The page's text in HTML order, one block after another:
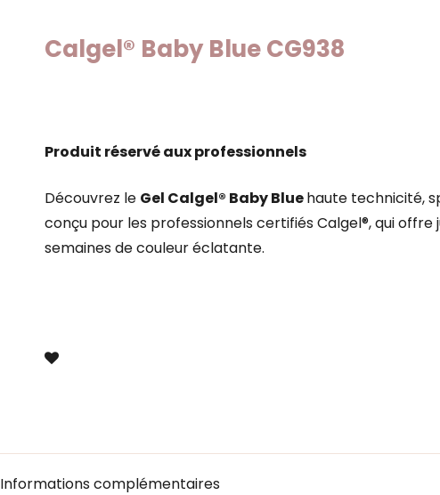
Calgel® Baby Blue CG938
Produit réservé aux professionnels
Découvrez le Gel Calgel® Baby Bluehaute technicité,
conçu pour les professionnels certifiés Calgel®, qui offre
semaines de couleur éclatante.
Informations complémentaires